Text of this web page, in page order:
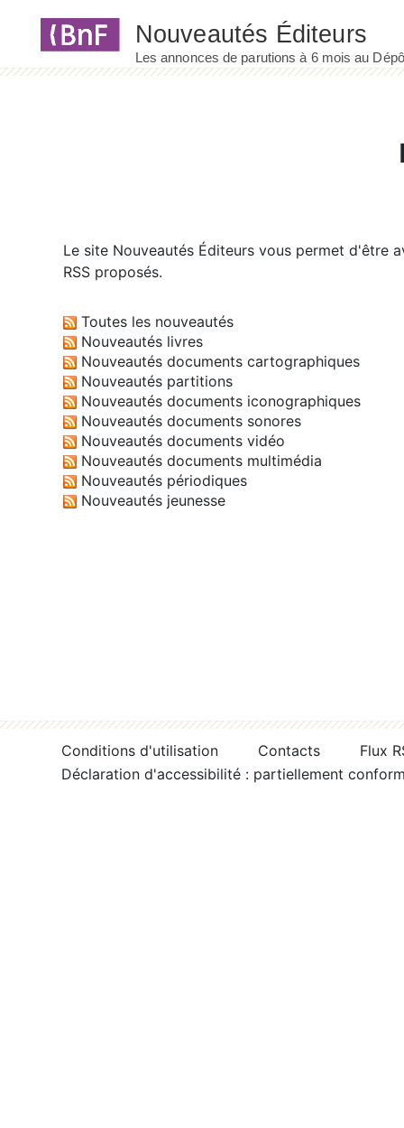
Le site Nouveautés Éditeurs vous permet d'être
RSS proposés.
Toutes les nouveautés
Nouveautés livres
Nouveautés documents cartographiques
Nouveautés partitions
Nouveautés documents iconographiques
Nouveautés documents sonores
Nouveautés documents vidéo
Nouveautés documents multimédia
Nouveautés périodiques
Nouveautés jeunesse
Conditions d'utilisation Contacts
Flux
Déclaration d'accessibilité : partiellement